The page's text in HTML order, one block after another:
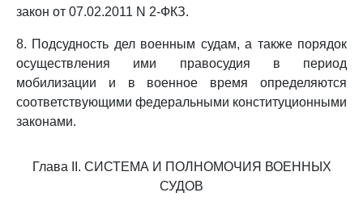
закон от 07.02.2011 N 2-ФКЗ.
8. Подсудность дел военным судам, а также порядок
осуществления ими правосудия в период
мобилизации и в военное время определяются
соответствующими федеральными конституционными
законами.
Глава II. СИСТЕМА И ПОЛНОМОЧИЯ ВОЕННЫХ
СУДОВ